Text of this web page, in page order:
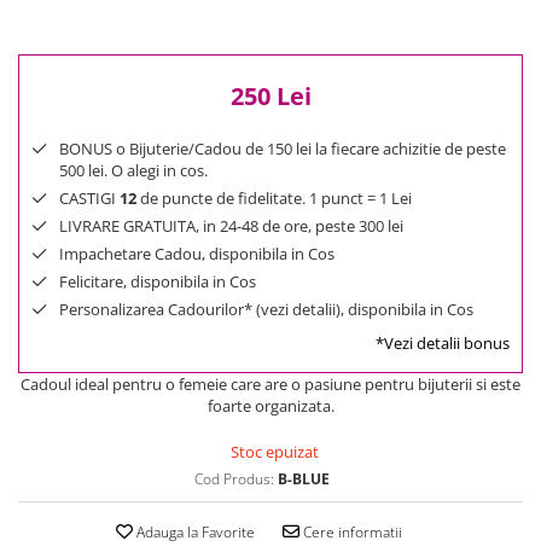
250 Lei
BONUS o Bijuterie/Cadou de 150 lei la fiecare achizitie de peste
500 lei. O alegi in cos.
CASTIGI 12de puncte de fidelitate. 1 punct = 1 Lei
LIVRARE GRATUITA, in 24-48 de ore, peste 300 lei
Impachetare Cadou, disponibila in Cos
Felicitare, disponibila in Cos
Personalizarea Cadourilor* (vezi detalii), disponibila in Cos
*Vezi detalii bonus
Cadoul ideal pentru o femeie care are o pasiune pentru bijuterii si este
foarte organizata.
Stoc epuizat
Cod Produs: B-BLUE
Adauga la Favorite Cere informatii